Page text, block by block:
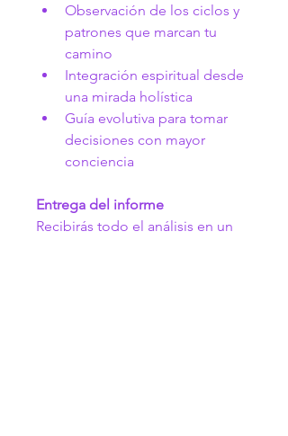
Observación de los ciclos y
patrones que marcan tu
camino
Integración espiritual desde
una mirada holística
Guía evolutiva para tomar
decisiones con mayor
conciencia
Entrega del informe
Recibirás todo el análisis en un